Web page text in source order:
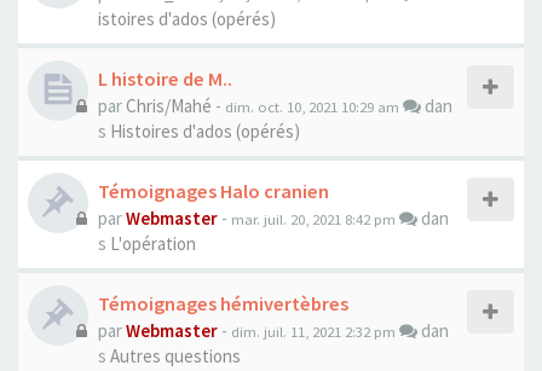
istoires d'ados (opérés)
L histoire de M..
par Chris/Mahé - dim. oct. 10, 2021 10:29 am
dan
s Histoires d'ados (opérés)
Témoignages Halo cranien
parWebmaster - mar. juil. 20, 2021 8:42 pm
dan
s L'opération
Témoignages hémivertèbres
parWebmaster - dim. juil. 11, 2021 2:32 pm
dan
s Autres questions